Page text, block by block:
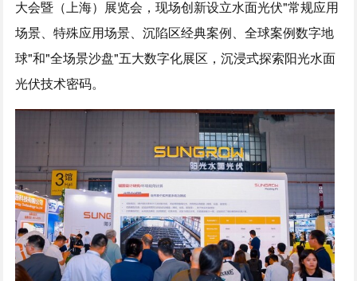
大会暨（上海）展览会，现场创新设立水面光伏"常规应用
场景、特殊应用场景、沉陷区经典案例、全球案例数字地
球"和"全场景沙盘"五大数字化展区，沉浸式探索阳光水面
光伏技术密码。